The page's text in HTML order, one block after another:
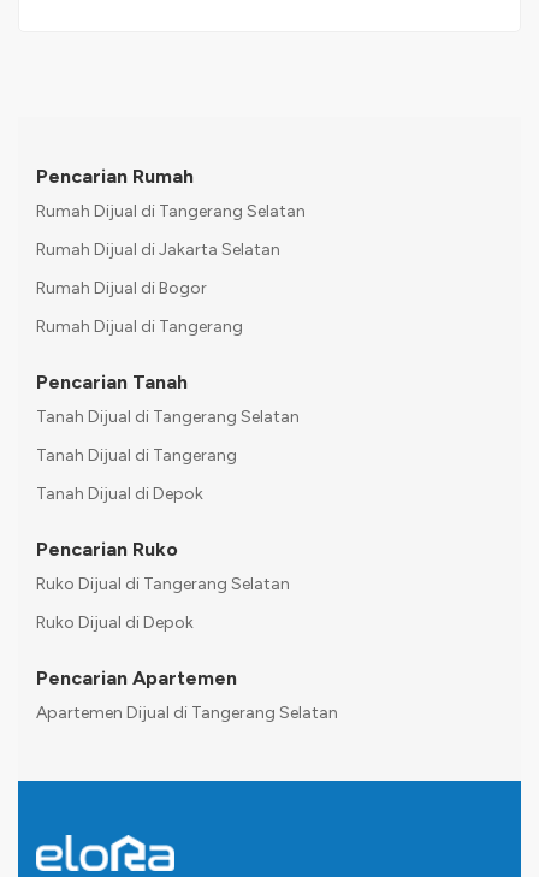
Pencarian Rumah
Rumah Dijual di Tangerang Selatan
Rumah Dijual di Jakarta Selatan
Rumah Dijual di Bogor
Rumah Dijual di Tangerang
Pencarian Tanah
Tanah Dijual di Tangerang Selatan
Tanah Dijual di Tangerang
Tanah Dijual di Depok
Pencarian Ruko
Ruko Dijual di Tangerang Selatan
Ruko Dijual di Depok
Pencarian Apartemen
Apartemen Dijual di Tangerang Selatan